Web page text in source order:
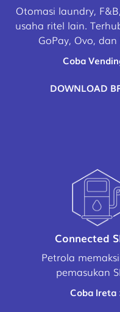
Otomasi laundry,
usaha ritel lain.
GoPay, Ovo,
Coba
DOWNLOAD
Connected
Petrola
pemasukan
Coba Ireta